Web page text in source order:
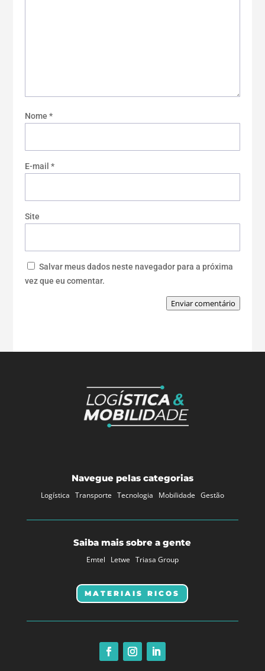
Nome*
E-mail*
Site
Salvar meus dados neste navegador para a próxima
vez que eu comentar.
Enviar comentário
Navegue pelas categorias
Logística Transporte Tecnologia Mobilidade Gestão
Saiba mais sobre a gente
Emtel Letwe Triasa Group
MATERIAIS RICOS